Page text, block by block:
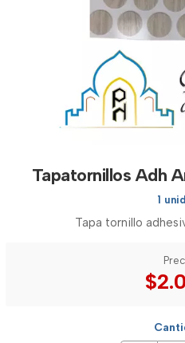
Tapatornillos Adh
1
Tapa tornillo